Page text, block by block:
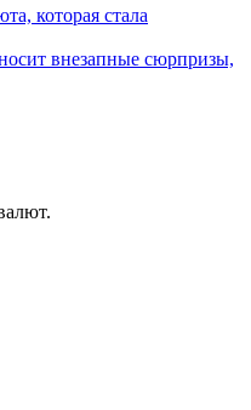
которая стала
внезапные сюрпризы,